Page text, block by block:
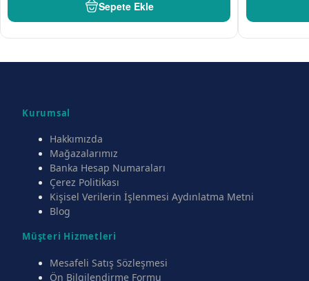
Sepete Ekle
Kurumsal
Hakkımızda
Mağazalarımız
Banka Hesap Numaraları
Çerez Politikası
Kişisel Verilerin İşlenmesi Aydınlatma Metni
Blog
Müşteri Hizmetleri
Mesafeli Satış Sözleşmesi
Ön Bilgilendirme Formu